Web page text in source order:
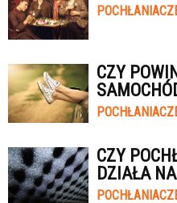
CZY
CZY
DZIAŁA